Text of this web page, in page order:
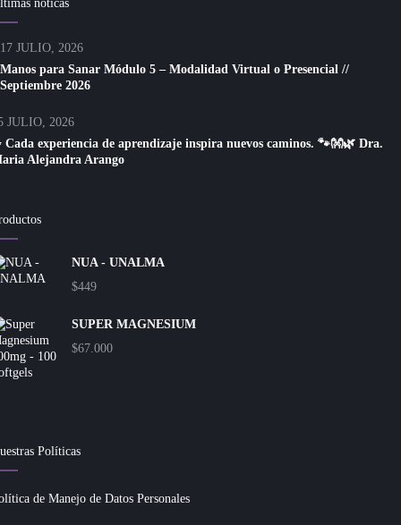
noticas
17 JULIO, 2026
Manos para Sanar Módulo 5 – Modalidad Virtual o Presencial //
Septiembre 2026
JULIO, 2026
Cada experiencia de aprendizaje inspira nuevos caminos. 🐾👐🌿 Dra.
Alejandra Arango
NUA - UNALMA
$449
SUPER MAGNESIUM
$67.000
Políticas
de Manejo de Datos Personales